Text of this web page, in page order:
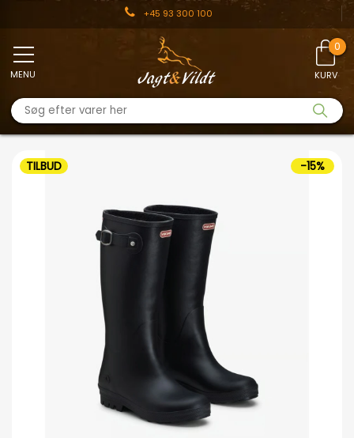
+45 93 300 100
KURV
MENU
TILBUD -15%